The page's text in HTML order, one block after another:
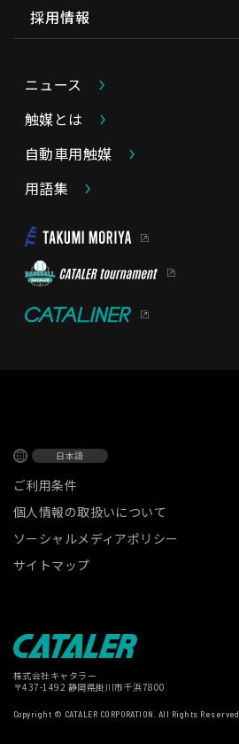
採用情報
ニュース
触媒とは
自動車用触媒
用語集
株式会社キャタラー
〒437-1492 静岡県掛川市千浜7800
Copyright © CATALER CORPORATION. All Rights Reserved.
日本語
ご利用条件
個人情報の取扱いについて
ソーシャルメディアポリシー
サイトマップ